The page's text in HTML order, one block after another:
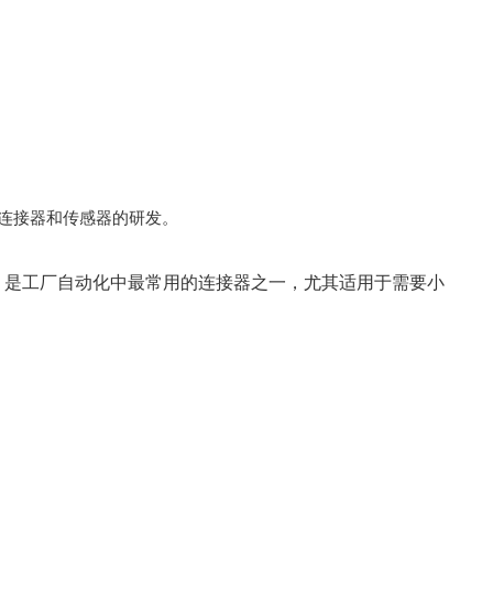
器和传感器的研发。
工厂自动化中最常用的连接器之一，尤其适用于需要小